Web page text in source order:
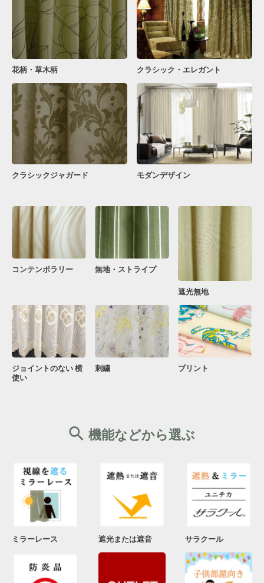
花柄・草木柄 クラシック・エレガント
クラシックジャガード モダンデザイン
コンテンポラリー 無地・ストライプ
遮光無地
ジョイントのない 横
使い
刺繍 プリント
機能などから選ぶ
ミラーレース 遮光または遮音 サラクール